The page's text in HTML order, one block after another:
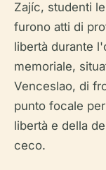
Zajíc, studenti
furono atti di
libertà durante
memoriale,
Venceslao, di
punto focale
libertà e della
ceco.